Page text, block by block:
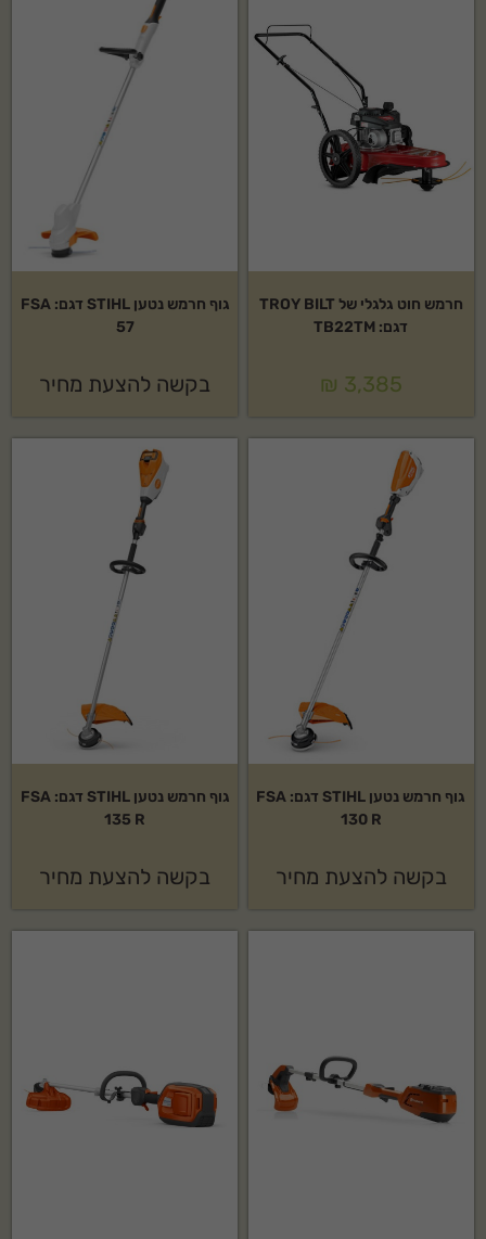
חרמש חוט גלגלי של TROY BILT
דגם: TB22TM
₪ 3,385
גוף חרמש נטען STIHL דגם: FSA
57
בקשה להצעת מחיר
גוף חרמש נטען STIHL דגם: FSA
130 R
בקשה להצעת מחיר
גוף חרמש נטען STIHL דגם: FSA
135 R
בקשה להצעת מחיר